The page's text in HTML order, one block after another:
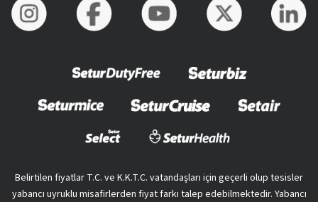
Belirtilen fiyatlar T.C. ve K.K.T.C. vatandaşları için geçerli olup tesisler
yabancı uyruklu misafirlerden fiyat farkı talep edebilmektedir. Yabancı